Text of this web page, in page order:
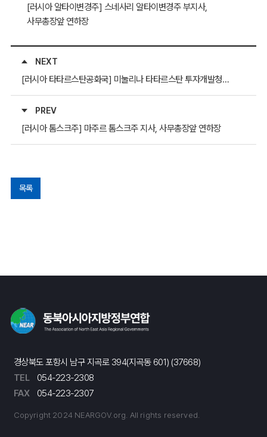
[러시아 알타이변경주] 스네사리 알타이변경주 부지사,
사무총장앞 연하장
NEXT
[러시아 타타르스탄공화국] 미눌리나 타타르스탄 투자개발청장, 사무총장 앞 「 SPROUTS 중-러 비즈니스 포럼」 초청장
PREV
[러시아 톰스크주] 마주르 톰스크주 지사, 사무총장앞 연하장
목록
경상북도 포항시 남구 지곡로 394(지곡동 601) (37668)
TEL
054-223-2308
FAX
054-223-2307
Copyright 2024 NEARGOV.org. All rights reserved.